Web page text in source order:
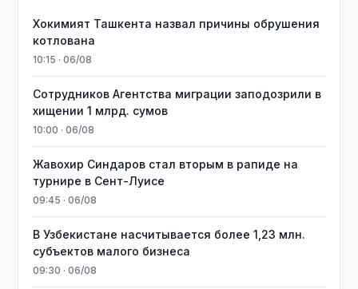
Хокимият Ташкента назвал причины обрушения
котлована
10:15 · 06/08
Сотрудников Агентства миграции заподозрили в
хищении 1 млрд. сумов
10:00 · 06/08
Жавохир Синдаров стал вторым в рапиде на
турнире в Сент-Луисе
09:45 · 06/08
В Узбекистане насчитывается более 1,23 млн.
субъектов малого бизнеса
09:30 · 06/08